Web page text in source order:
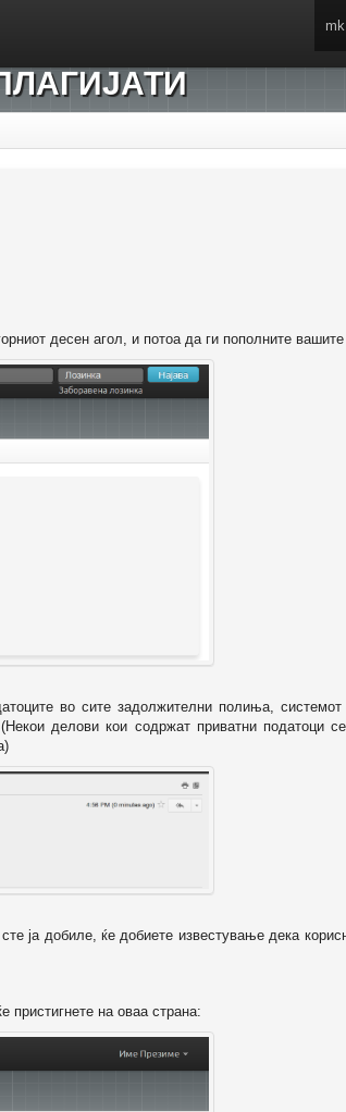
mk
ПЛАГИЈАТИ
десен агол, и потоа да ги пополните
во сите задолжителни полиња,
делови кои содржат приватни податоци
ја добиле, ќе добиете известување дека
пристигнете на оваа страна: